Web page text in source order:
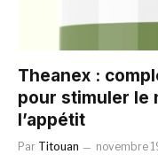
Theanex :
pour stimuler le
l’appétit
Par Titouan novembre